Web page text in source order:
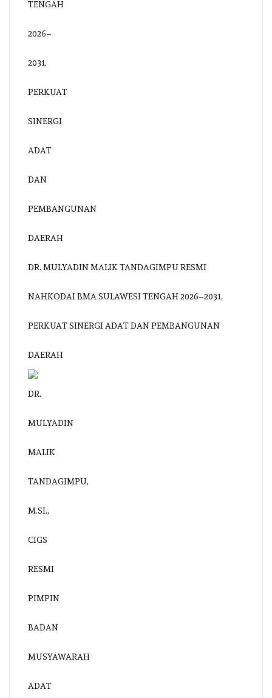
DR. MULYADIN MALIK TANDAGIMPU RESMI
NAHKODAI BMA SULAWESI TENGAH 2026–2031,
PERKUAT SINERGI ADAT DAN PEMBANGUNAN
DAERAH